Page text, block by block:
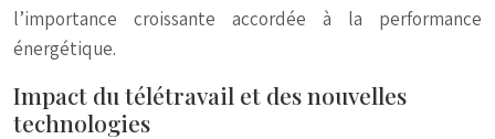
l’importance croissante accordée à la performance
énergétique.
Impact du télétravail et des nouvelles
technologies